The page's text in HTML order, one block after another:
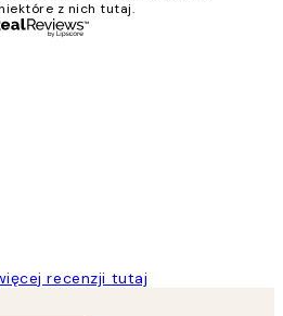
z nich tutaj.
recenzji tutaj